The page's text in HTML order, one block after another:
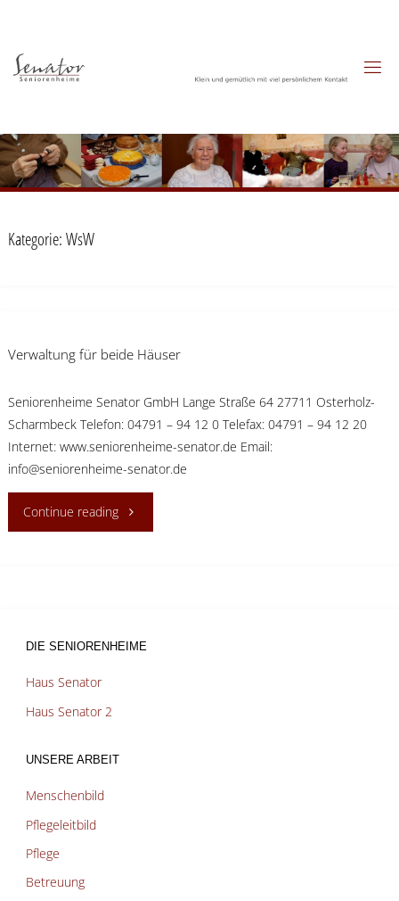
springen
Kategorie: WsW
Verwaltung für beide Häuser
Seniorenheime Senator GmbH Lange Straße 64 27711 Osterholz-
Scharmbeck Telefon: 04791 – 94 12 0 Telefax: 04791 – 94 12 20
Internet: www.seniorenheime-senator.de Email:
info@seniorenheime-senator.de
Continue reading"Verwaltung
DIE SENIORENHEIME
Haus Senator
Haus Senator 2
UNSERE ARBEIT
Menschenbild
Pflegeleitbild
Pflege
Betreuung